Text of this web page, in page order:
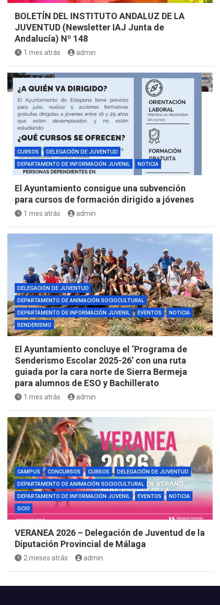
BOLETÍN DEL INSTITUTO ANDALUZ DE LA
JUVENTUD (Newsletter IAJ Junta de
Andalucía) Nº 148
1 mes atrás admin
CURSOS
DELEGACIÓN DE JUVENTUD
DEPARTAMENTO DE INFORMACIÓN JUVENIL
NOTICIA
El Ayuntamiento consigue una subvención
para cursos de formación dirigido a jóvenes
1 mes atrás admin
DELEGACIÓN DE JUVENTUD
DEPARTAMENTO DE ANIMACIÓN SOCIOCULTURAL
DEPARTAMENTO DE INFORMACIÓN JUVENIL
EVENTOS
NOTICIA
SENDERISMO
El Ayuntamiento concluye el ‘Programa de
Senderismo Escolar 2025-26’ con una ruta
guiada por la cara norte de Sierra Bermeja
para alumnos de ESO y Bachillerato
1 mes atrás admin
CAMPUS CONCURSOS CURSOS
DELEGACIÓN DE JUVENTUD
DEPARTAMENTO DE ANIMACIÓN SOCIOCULTURAL
DEPARTAMENTO DE INFORMACIÓN JUVENIL
EVENTOS
NOTICIA
OCIO
VERANEA 2026 – Delegación de Juventud de la
Diputación Provincial de Málaga
2 meses atrás admin